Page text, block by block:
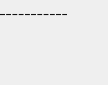
LYRICS